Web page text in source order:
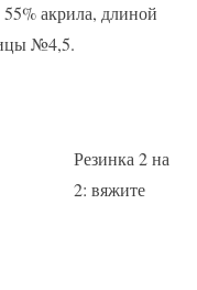
акрила, длиной
№4,5.
Резинка 2 на
2: вяжите